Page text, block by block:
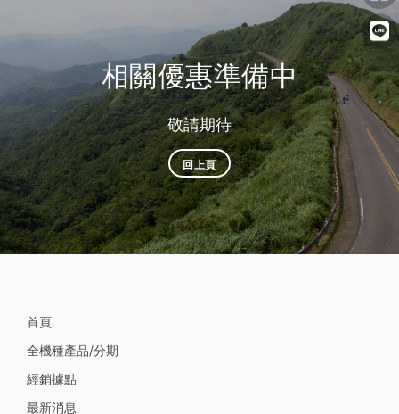
相關優惠準備中
敬請期待
回上頁
首頁
全機種產品/分期
經銷據點
最新消息